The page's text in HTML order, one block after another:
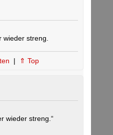
streng.
| ⇑ Top
wieder streng.“